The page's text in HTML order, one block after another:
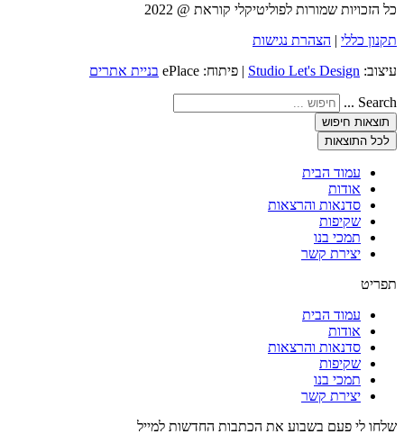
כל הזכויות שמורות לפוליטיקלי קוראת @ 2022
תקנון כללי | הצהרת נגישות
עיצוב: Studio Let's Design | פיתוח: ePlace בניית אתרים
Search ...
תוצאות חיפוש
לכל התוצאות
עמוד הבית
אודות
סדנאות והרצאות
שקיפות
תמכי בנו
יצירת קשר
תפריט
עמוד הבית
אודות
סדנאות והרצאות
שקיפות
תמכי בנו
יצירת קשר
שלחו לי פעם בשבוע את הכתבות החדשות למייל